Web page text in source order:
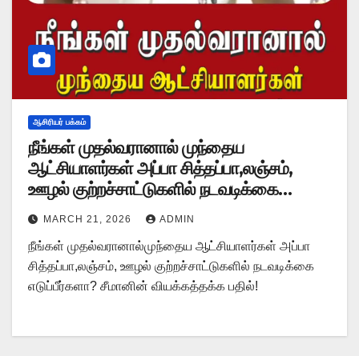
ஆசிரியர் பக்கம்
நீங்கள் முதல்வரானால் முந்தைய
ஆட்சியாளர்கள் அப்பா சித்தப்பா,லஞ்சம்,
ஊழல் குற்றச்சாட்டுகளில் நடவடிக்கை
எடுப்பீர்களா? சீமானின் வியக்கத்தக்க பதில்!
MARCH 21, 2026 ADMIN
நீங்கள் முதல்வரானால்முந்தைய ஆட்சியாளர்கள் அப்பா
சித்தப்பா,லஞ்சம், ஊழல் குற்றச்சாட்டுகளில் நடவடிக்கை
எடுப்பீர்களா? சீமானின் வியக்கத்தக்க பதில்!